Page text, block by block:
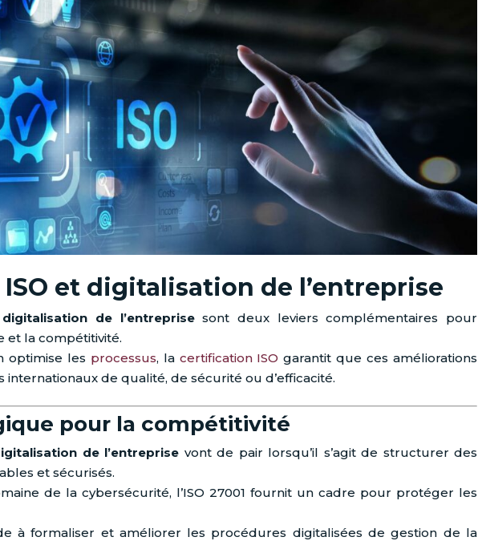
et digitalisation de l’entreprise
de l’entreprisesont deux leviers complémentaires pour
et la compétitivité.
optimise les processus, la certification ISO garantit que ces améliorations
de qualité, de sécurité ou d’efficacité.
pour la compétitivité
de l’entreprise vont de pair lorsqu’il s’agit de structurer des
et sécurisés.
de la cybersécurité, l’ISO 27001 fournit un cadre pour protéger les
à formaliser et améliorer les procédures digitalisées de gestion de la